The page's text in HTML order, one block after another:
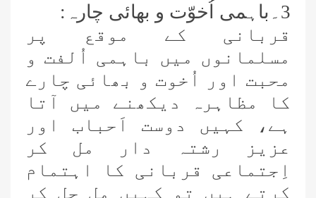
3۔باہمی اُخوّت و بھائی چارہ:
قربانی کے موقع پر
مسلمانوں میں باہمی اُلفت و
محبت اور اُخوت و بھائی چارے
کا مظاہرہ دیکھنے میں آتا
ہے،
کہیں دوست اَحباب اور
عزیز رشتہ دار مل کر
اِجتماعی قربانی کا اہتمام
کرتے ہیں تو کہیں مل جل کر